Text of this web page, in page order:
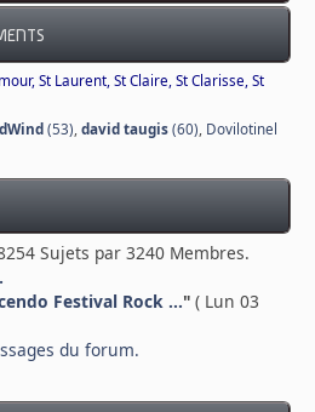
St Laurent, St Claire, St Clarisse, St
(53) ,david taugis (60) Dovilotinel
Sujets par 3240 Membres.
Festival Rock ..."( Lun 03
du forum.